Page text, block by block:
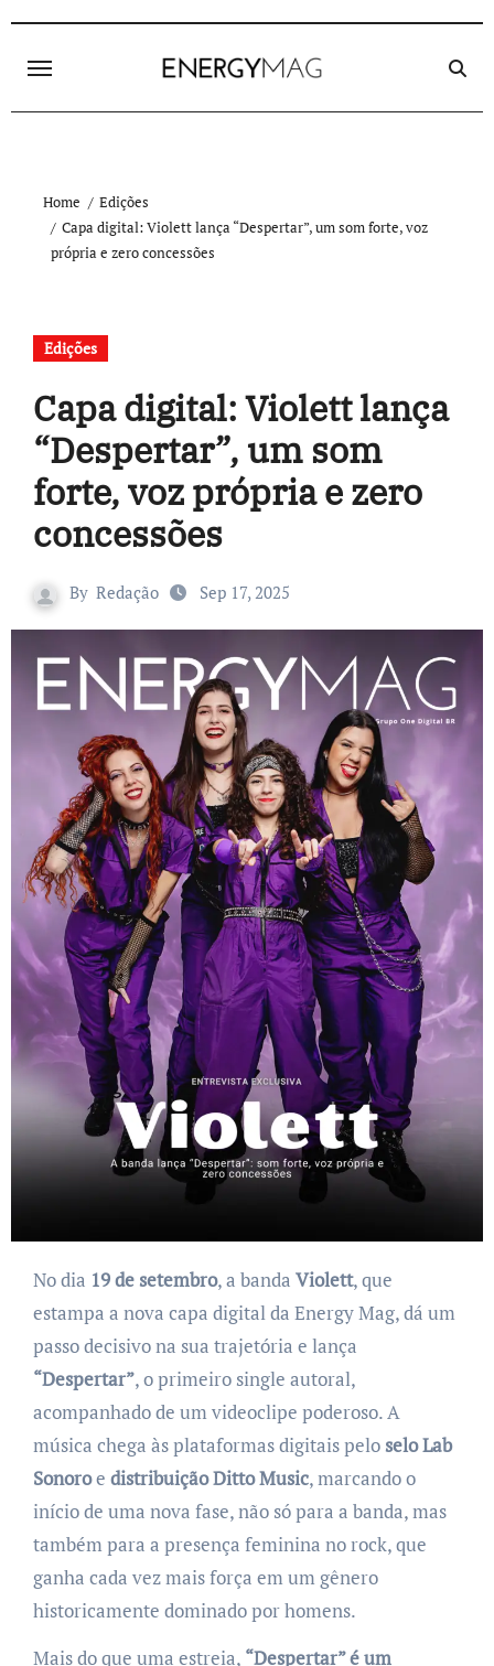
content
Home
Edições
Capa digital: Violett lança “Despertar”, um som forte, voz
própria e zero concessões
Edições
Capa digital: Violett lança
“Despertar”, um som
forte, voz própria e zero
concessões
By Redação Sep 17, 2025
No dia 19 de setembro, a banda Violett, que
estampa a nova capa digital da Energy Mag, dá um
passo decisivo na sua trajetória e lança
“Despertar”, o primeiro single autoral,
acompanhado de um videoclipe poderoso. A
música chega às plataformas digitais pelo selo Lab
Sonoroe distribuição Ditto Music, marcando o
início de uma nova fase, não só para a banda, mas
também para a presença feminina no rock, que
ganha cada vez mais força em um gênero
historicamente dominado por homens.
Mais do que uma estreia, “Despertar” é um